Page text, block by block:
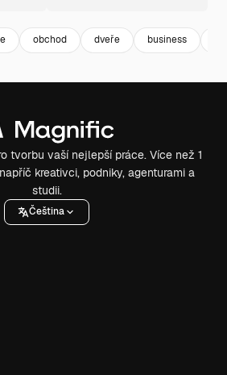
obchod dveře business
tvorbu vaší nejlepší práce. Více než 1
kreativci, podniky, agenturami a
studii.
Čeština